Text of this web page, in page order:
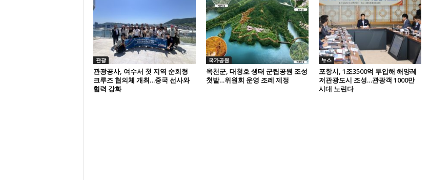
관광
관광공사, 여수서 첫 지역 순회형
크루즈 협의체 개최…중국 선사와
협력 강화
국가공원
옥천군, 대청호 생태 군립공원 조성
첫발…위원회 운영 조례 제정
뉴스
포항시, 1조3500억 투입해 해양레
저관광도시 조성…관광객 1000만
시대 노린다